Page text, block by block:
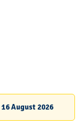
16 August 2026